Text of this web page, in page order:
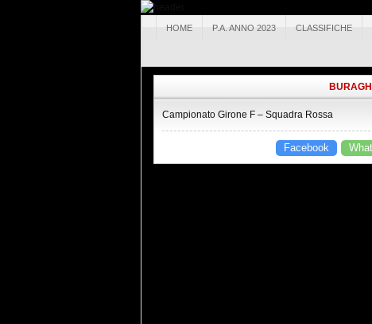
HOME P.A. ANNO 2023 CLASSIFICHE
Campionato Girone F – Squadra Rossa
Facebook